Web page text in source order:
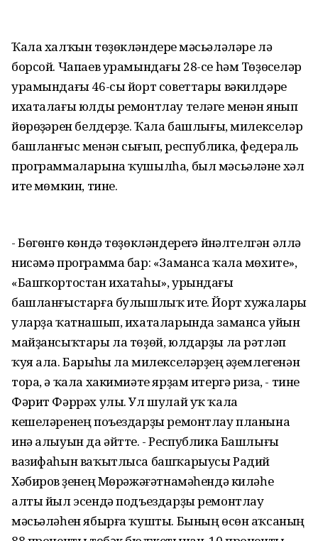
Ҡала халҡын төҙөкләндереү мәсьәләләре лә
борсой. Чапаев урамындағы 28-се һәм Төҙөүселәр
урамындағы 46-сы йорт советтары вәкилдәре
ихаталағы юлды ремонтлау теләге менән янып
йөрөүҙәрен белдерҙе. Ҡала башлығы, милекселәр
башланғыс менән сығып, республика, федераль
программаларына ҡушылһа, был мәсьәләне хәл
итеү мөмкин, тине.
- Бөгөнгө көндә төҙөкләндереүгә йүнәлтелгән әллә
нисәмә программа бар: «Заманса ҡала мөхите»,
«Башҡортостан ихатаһы», урындағы
башланғыстарға булышлыҡ итеү. Йорт хужалары
уларҙа ҡатнашып, ихаталарында заманса уйын
майҙансыҡтары ла төҙөй, юлдарҙы ла рәтләп
ҡуя ала. Барыһы ла милекселәрҙең әүҙемлегенән
тора, ә ҡала хакимиәте ярҙам итергә риза, - тине
Фәрит Фәррәх улы. Ул шулай уҡ ҡала
кешеләренең поъездарҙы ремонтлау планына
инә алыуын да әйтте. - Республика Башлығы
вазифаһын ваҡытлыса башҡарыусы Радий
Хәбиров үҙенең Мөрәжәғәтнамәһендә киләһе
алты йыл эсендә подъездарҙы ремонтлау
мәсьәләһен ябырға ҡушты. Бының өсөн аҡсаның